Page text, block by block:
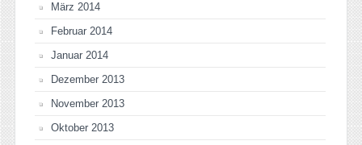
März 2014
Februar 2014
Januar 2014
Dezember 2013
November 2013
Oktober 2013